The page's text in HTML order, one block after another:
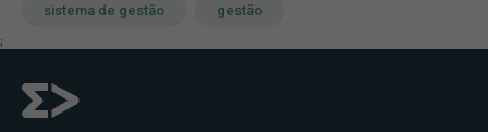
sistema de gestão gestão
;